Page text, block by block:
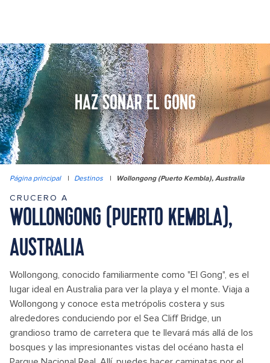
HAZ SONAR EL GONG
Página principal | Destinos | Wollongong (Puerto Kembla), Australia
CRUCERO A
WOLLONGONG (PUERTO KEMBLA),
AUSTRALIA
Wollongong, conocido familiarmente como "El Gong", es el
lugar ideal en Australia para ver la playa y el monte. Viaja a
Wollongong y conoce esta metrópolis costera y sus
alrededores conduciendo por el Sea Cliff Bridge, un
grandioso tramo de carretera que te llevará más allá de los
bosques y las impresionantes vistas del océano hasta el